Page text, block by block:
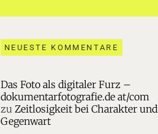
NEUESTE KOMMENTARE
Das Foto als digitaler Furz –
dokumentarfotografie.de at/com
zu Zeitlosigkeit bei Charakter und
Gegenwart